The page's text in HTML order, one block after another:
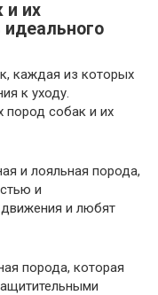
и их
каждая из которых
к уходу.
пород собак и их
и лояльная порода,
и
и любят
порода, которая